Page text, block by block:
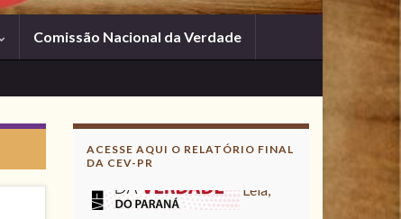
Comissão Nacional da Verdade
ACESSE AQUI O RELATÓRIO FINAL
DA CEV-PR
Acesse aqui o Relatório Final